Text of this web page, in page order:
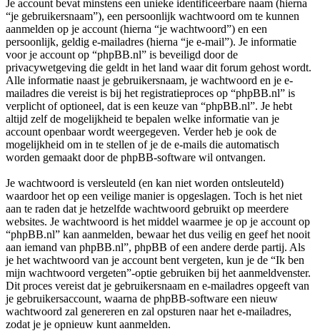
Je account bevat minstens een unieke identificeerbare naam (hierna
“je gebruikersnaam”), een persoonlijk wachtwoord om te kunnen
aanmelden op je account (hierna “je wachtwoord”) en een
persoonlijk, geldig e-mailadres (hierna “je e-mail”). Je informatie
voor je account op “phpBB.nl” is beveiligd door de
privacywetgeving die geldt in het land waar dit forum gehost wordt.
Alle informatie naast je gebruikersnaam, je wachtwoord en je e-
mailadres die vereist is bij het registratieproces op “phpBB.nl” is
verplicht of optioneel, dat is een keuze van “phpBB.nl”. Je hebt
altijd zelf de mogelijkheid te bepalen welke informatie van je
account openbaar wordt weergegeven. Verder heb je ook de
mogelijkheid om in te stellen of je de e-mails die automatisch
worden gemaakt door de phpBB-software wil ontvangen.
Je wachtwoord is versleuteld (en kan niet worden ontsleuteld)
waardoor het op een veilige manier is opgeslagen. Toch is het niet
aan te raden dat je hetzelfde wachtwoord gebruikt op meerdere
websites. Je wachtwoord is het middel waarmee je op je account op
“phpBB.nl” kan aanmelden, bewaar het dus veilig en geef het nooit
aan iemand van phpBB.nl”, phpBB of een andere derde partij. Als
je het wachtwoord van je account bent vergeten, kun je de “Ik ben
mijn wachtwoord vergeten”-optie gebruiken bij het aanmeldvenster.
Dit proces vereist dat je gebruikersnaam en e-mailadres opgeeft van
je gebruikersaccount, waarna de phpBB-software een nieuw
wachtwoord zal genereren en zal opsturen naar het e-mailadres,
zodat je je opnieuw kunt aanmelden.